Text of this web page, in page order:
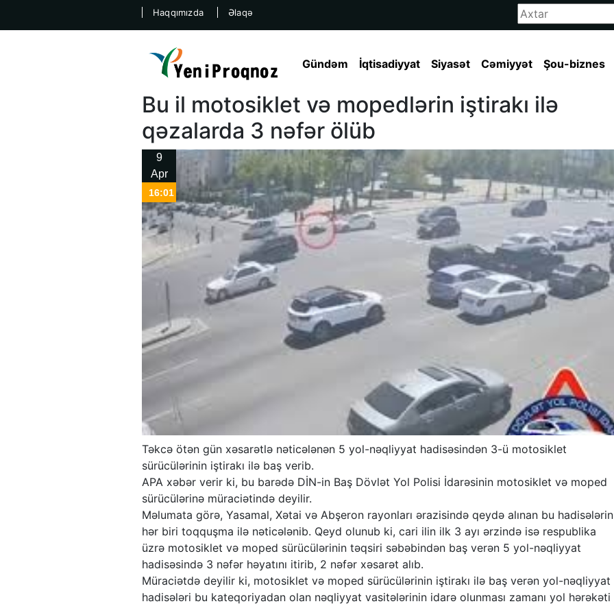
Haqqımızda Əlaqə
Gündəm İqtisadiyyat Siyasət Cəmiyyət Şou-biznes
Bu il motosiklet və mopedlərin iştirakı ilə
qəzalarda 3 nəfər ölüb
9
Apr
16:01
Təkcə ötən gün xəsarətlə nəticələnən 5 yol-nəqliyyat hadisəsindən 3-ü motosiklet
sürücülərinin iştirakı ilə baş verib.
APA xəbər verir ki, bu barədə DİN-in Baş Dövlət Yol Polisi İdarəsinin motosiklet və moped
sürücülərinə müraciətində deyilir.
Məlumata görə, Yasamal, Xətai və Abşeron rayonları ərazisində qeydə alınan bu hadisələrin
hər biri toqquşma ilə nəticələnib. Qeyd olunub ki, cari ilin ilk 3 ayı ərzində isə respublika
üzrə motosiklet və moped sürücülərinin təqsiri səbəbindən baş verən 5 yol-nəqliyyat
hadisəsində 3 nəfər həyatını itirib, 2 nəfər xəsarət alıb.
Müraciətdə deyilir ki, motosiklet və moped sürücülərinin iştirakı ilə baş verən yol-nəqliyyat
hadisələri bu kateqoriyadan olan nəqliyyat vasitələrinin idarə olunması zamanı yol hərəkəti